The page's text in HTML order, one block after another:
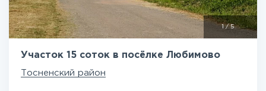
1 /5
Участок 15 соток в посёлке Любимово
Тосненский район